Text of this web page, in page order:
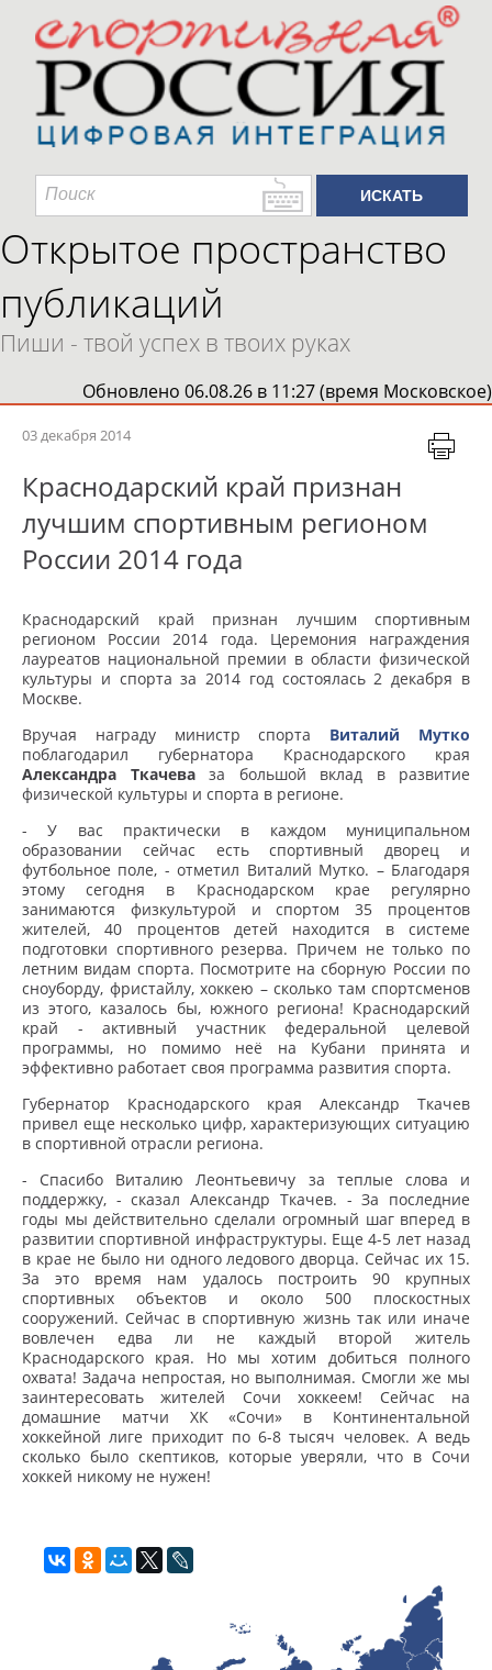
Открытое пространство
публикаций
Пиши - твой успех в твоих руках
Обновлено 06.08.26 в 11:27 (время Московское)
03 декабря 2014
Краснодарский край признан
лучшим спортивным регионом
России 2014 года
Краснодарский край признан лучшим спортивным
регионом России 2014 года. Церемония награждения
лауреатов национальной премии в области физической
культуры и спорта за 2014 год состоялась 2 декабря в
Москве.
Вручая награду министр спорта Виталий Мутко
поблагодарил губернатора Краснодарского края
Александра Ткачеваза большой вклад в развитие
физической культуры и спорта в регионе.
- У вас практически в каждом муниципальном
образовании сейчас есть спортивный дворец и
футбольное поле, - отметил Виталий Мутко. – Благодаря
этому сегодня в Краснодарском крае регулярно
занимаются физкультурой и спортом 35 процентов
жителей, 40 процентов детей находится в системе
подготовки спортивного резерва. Причем не только по
летним видам спорта. Посмотрите на сборную России по
сноуборду, фристайлу, хоккею – сколько там спортсменов
из этого, казалось бы, южного региона! Краснодарский
край - активный участник федеральной целевой
программы, но помимо неё на Кубани принята и
эффективно работает своя программа развития спорта.
Губернатор Краснодарского края Александр Ткачев
привел еще несколько цифр, характеризующих ситуацию
в спортивной отрасли региона.
- Спасибо Виталию Леонтьевичу за теплые слова и
поддержку, - сказал Александр Ткачев. - За последние
годы мы действительно сделали огромный шаг вперед в
развитии спортивной инфраструктуры. Еще 4-5 лет назад
в крае не было ни одного ледового дворца. Сейчас их 15.
За это время нам удалось построить 90 крупных
спортивных объектов и около 500 плоскостных
сооружений. Сейчас в спортивную жизнь так или иначе
вовлечен едва ли не каждый второй житель
Краснодарского края. Но мы хотим добиться полного
охвата! Задача непростая, но выполнимая. Смогли же мы
заинтересовать жителей Сочи хоккеем! Сейчас на
домашние матчи ХК «Сочи» в Континентальной
хоккейной лиге приходит по 6-8 тысяч человек. А ведь
сколько было скептиков, которые уверяли, что в Сочи
хоккей никому не нужен!